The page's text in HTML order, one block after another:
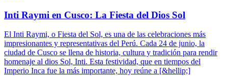
Inti Raymi en Cusco: La Fiesta del Dios Sol
El Inti Raymi, o Fiesta del Sol, es una de las celebraciones más
impresionantes y representativas del Perú. Cada 24 de junio, la
ciudad de Cusco se llena de historia, cultura y tradición para rendir
homenaje al dios Sol, Inti. Esta festividad, que en tiempos del
Imperio Inca fue la más importante, hoy reúne a [&hellip;]